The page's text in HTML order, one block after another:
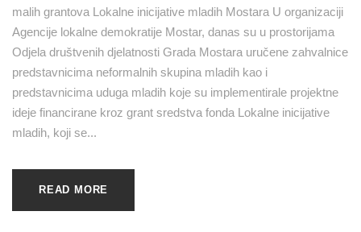
malih grantova Lokalne inicijative mladih Mostara U organizaciji
Agencije lokalne demokratije Mostar, danas su u prostorijama
Odjela društvenih djelatnosti Grada Mostara uručene zahvalnice
predstavnicima neformalnih skupina mladih kao i
predstavnicima uduga mladih koje su implementirale projektne
ideje financirane kroz grant sredstva fonda Lokalne inicijative
mladih, koji se...
READ MORE